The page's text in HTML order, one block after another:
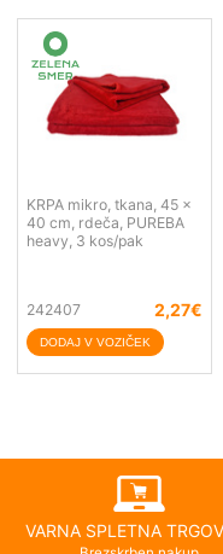
KRPA mikro, tkana, 45 x
40 cm, rdeča, PUREBA
heavy, 3 kos/pak
242407 2,27€
VARNA SPLETNA